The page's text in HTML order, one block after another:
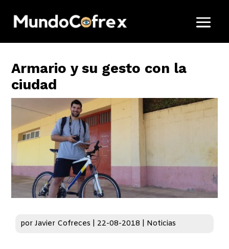
Armario y su gesto con la
ciudad
porJavier Cofreces 22-08-2018 Noticias